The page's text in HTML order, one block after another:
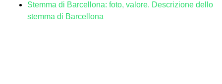
Stemma di Barcellona: foto, valore. Descrizione dello
stemma di Barcellona